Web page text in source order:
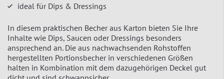
ideal für Dips & Dressings
In diesem praktischen Becher aus Karton bieten Sie Ihre
Inhalte wie Dips, Saucen oder Dressings besonders
ansprechend an. Die aus nachwachsenden Rohstoffen
hergestellten Portionsbecher in verschiedenen Größen
halten in Kombination mit dem dazugehörigen Deckel gut